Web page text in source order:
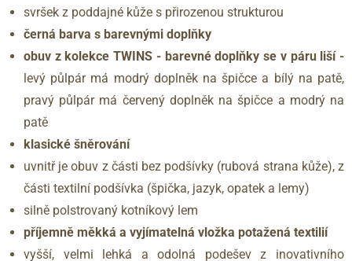
svršek z poddajné kůže s přirozenou strukturou
černá barva s barevnými doplňky
obuv z kolekce TWINS - barevné doplňky se v páru liší -
levý půlpár má modrý doplněk na špičce a bílý na patě,
pravý půlpár má červený doplněk na špičce a modrý na
patě
klasické šněrování
uvnitř je obuv z části bez podšívky (rubová strana kůže), z
části textilní podšívka (špička, jazyk, opatek a lemy)
silně polstrovaný kotníkový lem
příjemně měkká a vyjímatelná vložka potažená textilií
vyšší, velmi lehká a odolná podešev z inovativního